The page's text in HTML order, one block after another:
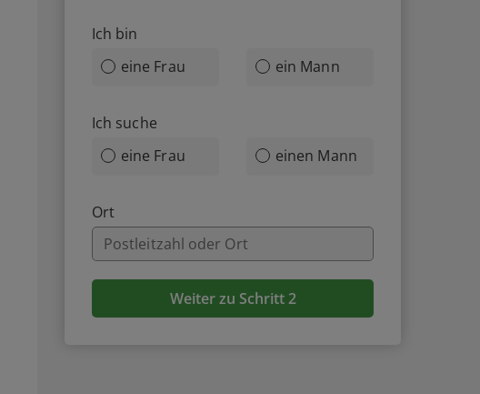
Ich bin
eine Frau
ein Mann
Ich suche
eine Frau
einen Mann
Ort
Weiter zu Schritt 2